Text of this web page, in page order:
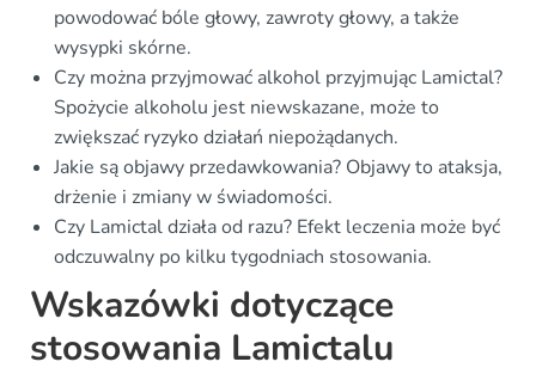
powodować bóle głowy, zawroty głowy, a także
wysypki skórne.
Czy można przyjmować alkohol przyjmując Lamictal?
Spożycie alkoholu jest niewskazane, może to
zwiększać ryzyko działań niepożądanych.
Jakie są objawy przedawkowania? Objawy to ataksja,
drżenie i zmiany w świadomości.
Czy Lamictal działa od razu? Efekt leczenia może być
odczuwalny po kilku tygodniach stosowania.
Wskazówki dotyczące
stosowania Lamictalu